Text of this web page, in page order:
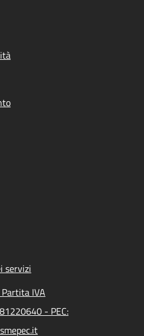
servizi
IVA
- PEC: